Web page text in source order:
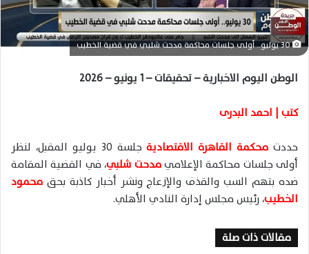
ك
ت
ر
و
ن
ا
30 يوليو.. أولى جلسات محاكمة مدحت شلبي في قضية الخطيب
الوطن اليوم الاخبارية – تحقيقات – 1 يونيو – 2026
كتب | احمد البدرى
حددت محكمة القاهرة الاقتصادية
جلسة 30 يوليو المقبل، لنظر
أولى جلسات محاكمة الإعلاميمدحت شلبي، في القضية المقامة
ضده بتهم السب والقذف والإزعاج ونشر أخبار كاذبة بحق محمود
الخطيب، رئيس مجلس إدارة النادي الأهلي.
مقالات ذات صلة